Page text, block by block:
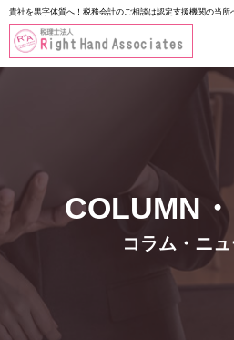
貴社を黒字体質へ！税務会計のご相談は認定支援機関の当所
コラム・ニ